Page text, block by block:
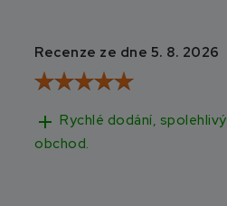
Recenze ze dne 5. 8. 2026
add Rychlé dodání, spolehlivý
obchod.